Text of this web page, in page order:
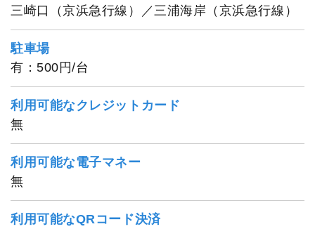
三崎口（京浜急行線）／三浦海岸（京浜急行線）
駐車場
有：500円/台
利用可能なクレジットカード
無
利用可能な電子マネー
無
利用可能なQRコード決済
伝五郎丸